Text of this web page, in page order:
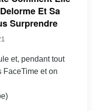
Et Sa
Surprendre
et, pendant tout
FaceTime et on